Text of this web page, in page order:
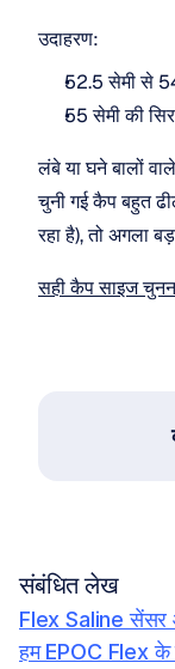
उदाहरण:
52.5 सेमी से
55 सेमी की
लंबे या घने बालों
चुनी गई कैप बहुत
रहा है), तो अगला
सही कैप साइज
संबंधित लेख
Flex Saline
हम EPOC Flex के